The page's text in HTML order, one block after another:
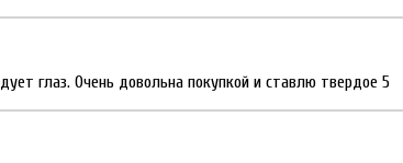
глаз. Очень довольна покупкой и ставлю твердое 5